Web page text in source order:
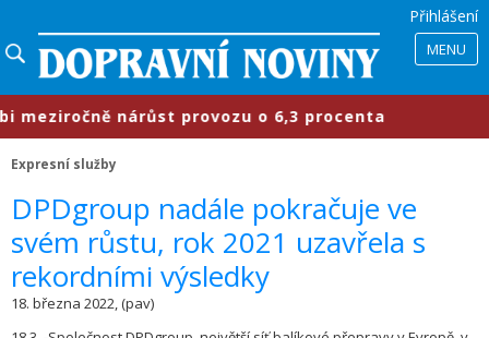
Přihlášení
MENU
nárůst provozu o 6,3 procenta
Expresní služby
DPDgroup nadále pokračuje ve
svém růstu, rok 2021 uzavřela s
rekordními výsledky
18. března 2022, (pav)